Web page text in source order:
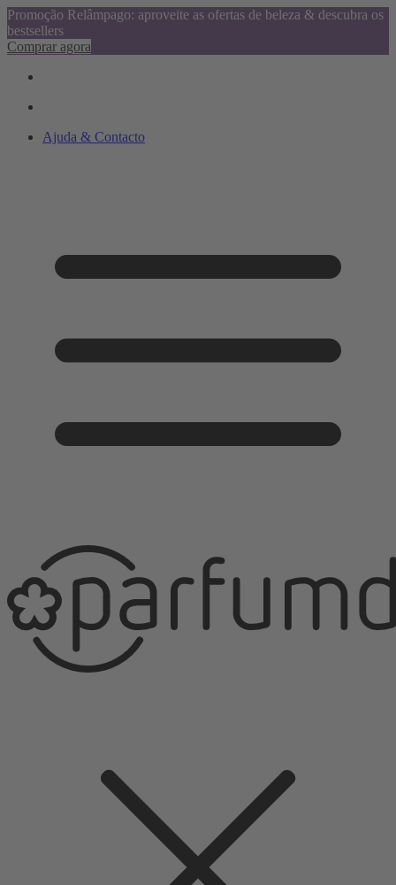
Promoção Relâmpago: aproveite as ofertas de beleza & descubra os
bestsellers
Comprar agora
Ajuda & Contacto